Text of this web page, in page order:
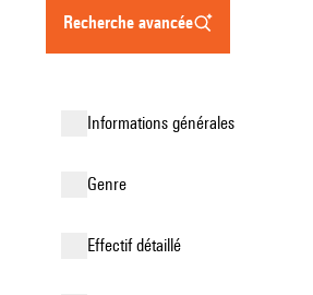
recherche avancée
informations générales
genre
effectif détaillé